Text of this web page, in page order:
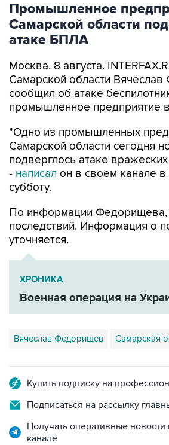
Промышленное
Самарской области
атаке БПЛА
Москва. 8 августа.
Самарской области
сообщил об атаке
промышленное предприятие
"Одно из промышленных
Самарской области сегодня
подверглось атаке
- написал он в своем канале в
субботу.
По информации Федорищева,
последствий. Информация о
уточняется.
ХРОНИКА
Военная операция на
Вячеслав Федорищев Самарская
Купить подписку на
Подписаться на рассылку
Получать оперативные
канале